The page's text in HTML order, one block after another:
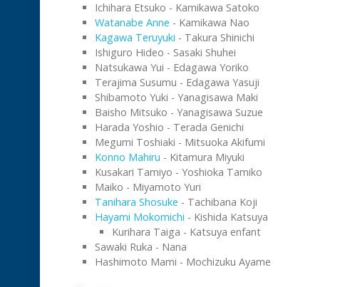
Ichihara Etsuko - Kamikawa Satoko
Watanabe Anne - Kamikawa Nao
Kagawa Teruyuki - Takura Shinichi
Ishiguro Hideo - Sasaki Shuhei
Natsukawa Yui - Edagawa Yoriko
Terajima Susumu - Edagawa Yasuji
Shibamoto Yuki - Yanagisawa Maki
Baisho Mitsuko - Yanagisawa Suzue
Harada Yoshio - Terada Genichi
Megumi Toshiaki - Mitsuoka Akifumi
Konno Mahiru - Kitamura Miyuki
Kusakari Tamiyo - Yoshioka Tamiko
Maiko - Miyamoto Yuri
Tanihara Shosuke - Tachibana Koji
Hayami Mokomichi - Kishida Katsuya
Kurihara Taiga - Katsuya enfant
Sawaki Ruka - Nana
Hashimoto Mami - Mochizuku Ayame